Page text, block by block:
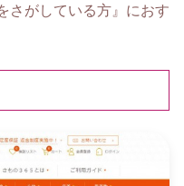
さがしている方』におす